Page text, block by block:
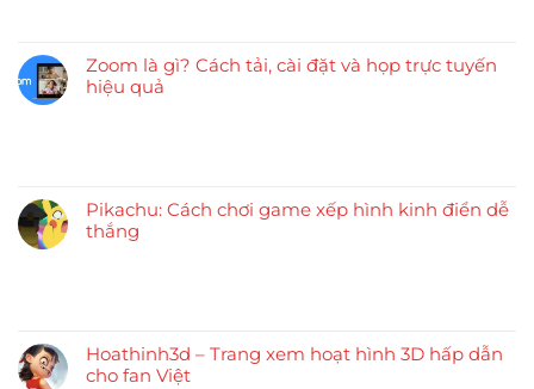
Zoom là gì? Cách tải, cài đặt và họp trực tuyến
hiệu quả
Pikachu: Cách chơi game xếp hình kinh điển dễ
thắng
Hoathinh3d – Trang xem hoạt hình 3D hấp dẫn
cho fan Việt